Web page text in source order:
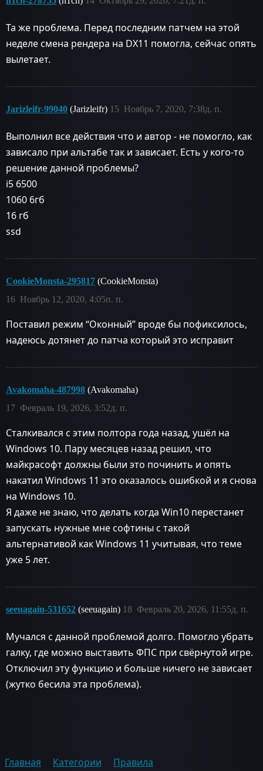
Та же проблема. Перед последним патчем на этой
неделе смена рендера на DX11 помогла, сейчас опять
вылетает.
Jarizleifr-99040 (Jarizleifr) Ноябрь 7, 2020, 7:38д. п.
15
Выполнил все действия что и автор - не помогло, как
зависало при альтабе так и зависает. Есть у кого-то
решение данной проблемы?
i5 6500
1060 6гб
16 гб
ssd
CookieMonsta-295817 (CookieMonsta)
Ноябрь 12, 2020, 4:05п. п.
16
Поставил режим “Оконный” вроде бы пофиксилось,
надеюсь дотянет до патча который это исправит
Avakomaha-487998 (Avakomaha)
Февраль 19, 2026, 3:52д. п.
17
Сталкивался с этим полтора года назад, ушёл на
Windows 10. Пару месяцев назад решил, что
майкрасофт должны были это починить и опять
накатил Windows 11 это оказалось ошибкой и я снова
на Windows 10.
Я даже не знаю, что делать когда Win10 перестанет
запускать нужные мне софтины с такой
альтернативой как Windows 11 учитывая, что теме
уже 5 лет.
seeuagain-531652 (seeuagain) Февраль 20, 2026, 11:55д. п.
18
Мучался с данной проблемой долго. Помогло убрать
галку, где можно выставить ФПС при свёрнутой игре.
Отключил эту функцию и больше ничего не зависает
(жутко бесила эта проблема).
Главная Категории Правила